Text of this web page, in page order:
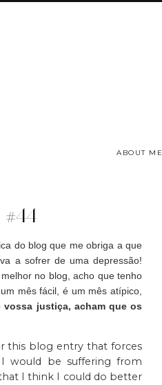
ABOUT ME
do blog que me obriga a que
a sofrer de uma depressão!
no blog, acho que tenho
mês fácil, é um mês atípico,
vossa justiça, acham que os
this blog entry that forces
would be suffering from
I think I could do better